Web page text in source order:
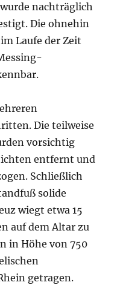
nachträglich
Die ohnehin
Laufe der Zeit
Die teilweise
vorsichtig
entfernt und
Schließlich
solide
wiegt etwa 15
auf dem Altar zu
in Höhe von 750
getragen.